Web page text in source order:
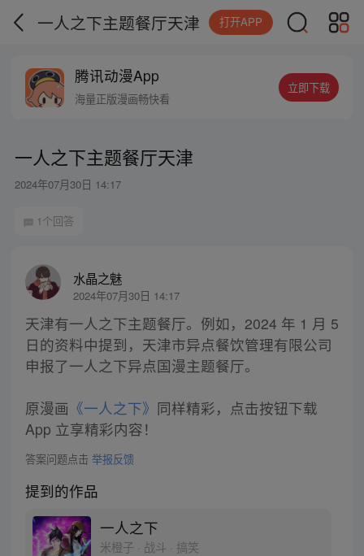
一人之下主题餐厅天津 打开APP
腾讯动漫App
海量正版漫画畅快看
立即下载
一人之下主题餐厅天津
2024年07月30日 14:17
1个回答
水晶之魅
2024年07月30日 14:17
天津有一人之下主题餐厅。例如，2024 年 1 月 5
日的资料中提到，天津市异点餐饮管理有限公司
申报了一人之下异点国漫主题餐厅。
原漫画 《一人之下》 同样精彩，点击按钮下载
App 立享精彩内容！
答案问题点击 举报反馈
提到的作品
一人之下
米橙子 · 战斗 · 搞笑